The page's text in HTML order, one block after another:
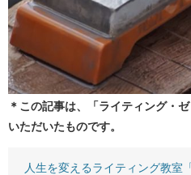
＊この記事は、「ライティング・
いただいたものです。
人生を変えるライティング教室